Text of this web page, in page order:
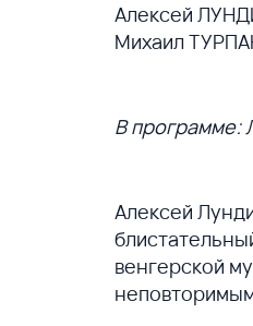
Алексей
Михаил
В программе:
Алексей
венгерской